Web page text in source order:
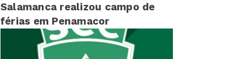
Salamanca realizou campo de
férias em Penamacor